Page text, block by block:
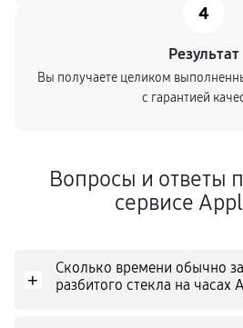
4
Результат
Вы получаете целиком
с гарантией
Вопросы и ответы
сервисе
+
Сколько времени обычно
разбитого стекла на часах